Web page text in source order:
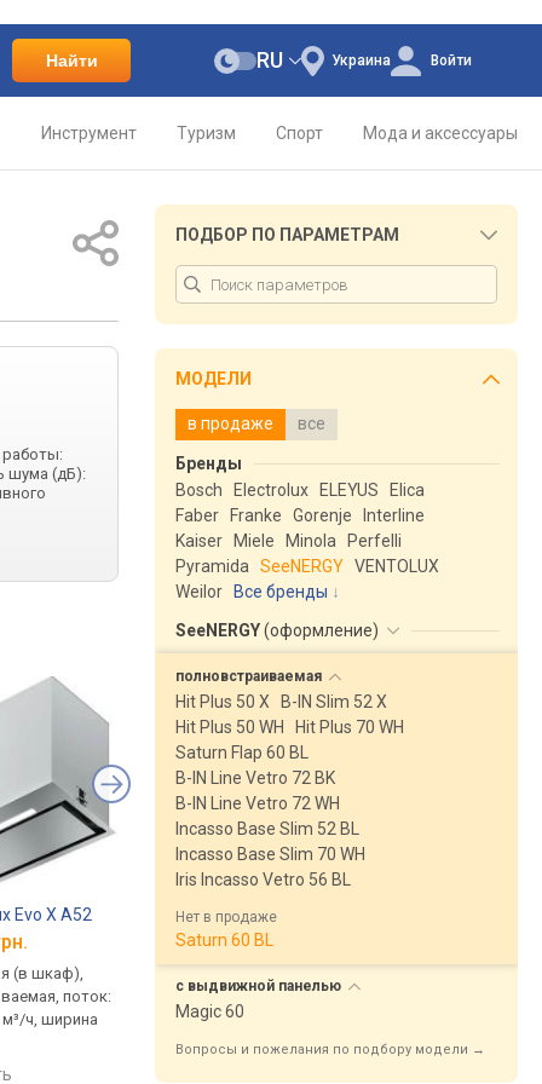
Найти Украина
RU Войти
Инструмент Туризм Спорт Мода и аксессуары
работы:
шума (дБ):
Evo X A52
(в шкаф),
поток:
ч, ширина
MAAN Tetyda 60
от 16 670 грн.
полновстраиваемая, поток:
на отвод 555 м³/ч, ширина
59.6 см
53 см
ПОДБОР ПО ПАРАМЕТРАМ
МОДЕЛИ
в продаже все
Бренды
Bosch
Electrolux ELEYUS
Elica
Faber
Franke Gorenje
Interline
Kaiser
Miele Minola
Perfelli
Pyramida
SeeNERGY VENTOLUX
Weilor
Все бренды
SeeNERGY(оформление)
полновстраиваемая
Hit Plus 50 X
B-IN Slim 52 X
Hit Plus 50 WH
Hit Plus 70 WH
Saturn Flap 60 BL
B-IN Line Vetro 72 BK
B-IN Line Vetro 72 WH
Incasso Base Slim 52 BL
Incasso Base Slim 70 WH
Iris Incasso Vetro 56 BL
Нет в продаже
Saturn 60 BL
с выдвижной панелью
Magic 60
Вопросы и пожелания по подбору модели →